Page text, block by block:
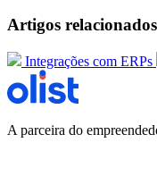
Artigos relacionados
Integrações com ERPs
A parceira do